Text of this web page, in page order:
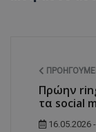
Πρώην
τα social
16.05.2026